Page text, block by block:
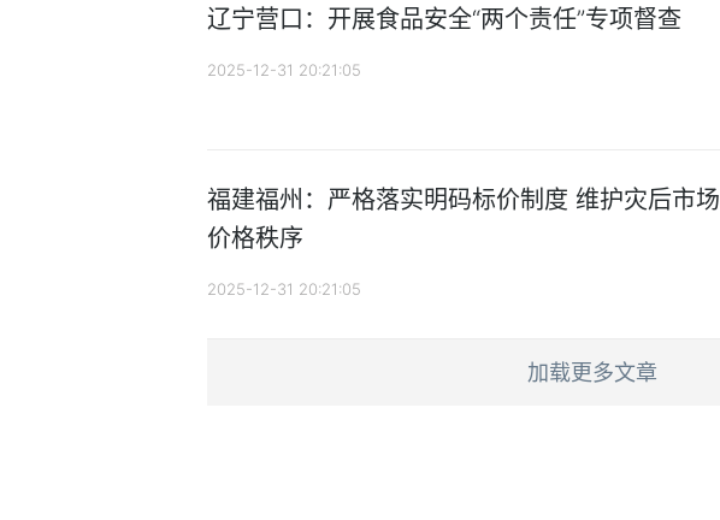
辽宁营口：开展食品安全“两个责任”专项督查
2025-12-31 20:21:05
福建福州：严格落实明码标价制度 维护灾后市场
价格秩序
2025-12-31 20:21:05
加载更多文章